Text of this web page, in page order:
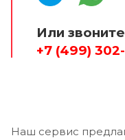
Или
+7 (499)
Наш сервис